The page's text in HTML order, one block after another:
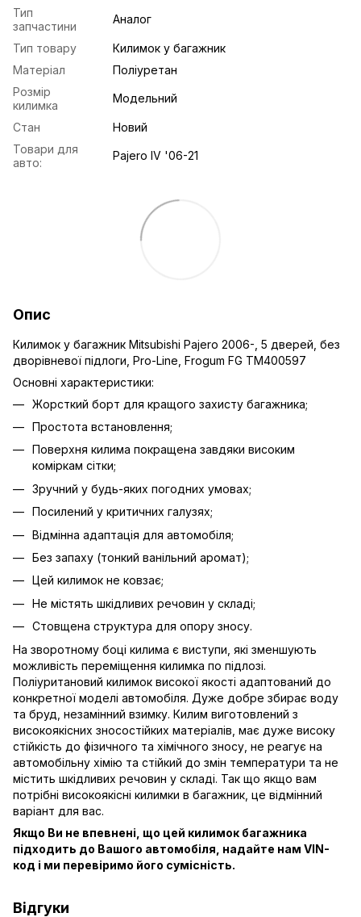
Тип
запчастини
Аналог
Тип товару
Килимок у багажник
Матеріал
Поліуретан
Розмір
килимка
Модельний
Стан
Новий
Товари для
авто:
Pajero IV '06-21
Опис
Килимок у багажник Mitsubishi Pajero 2006-, 5 дверей, без
дворівневої підлоги, Pro-Line, Frogum FG TM400597
Основні характеристики:
Жорсткий борт для кращого захисту багажника;
Простота встановлення;
Поверхня килима покращена завдяки високим
коміркам сітки;
Зручний у будь-яких погодних умовах;
Посилений у критичних галузях;
Відмінна адаптація для автомобіля;
Без запаху (тонкий ванільний аромат);
Цей килимок не ковзає;
Не містять шкідливих речовин у складі;
Стовщена структура для опору зносу.
На зворотному боці килима є виступи, які зменшують
можливість переміщення килимка по підлозі.
Поліуритановий килимок високої якості адаптований до
конкретної моделі автомобіля. Дуже добре збирає воду
та бруд, незамінний взимку. Килим виготовлений з
високоякісних зносостійких матеріалів, має дуже високу
стійкість до фізичного та хімічного зносу, не реагує на
автомобільну хімію та стійкий до змін температури та не
містить шкідливих речовин у складі. Так що якщо вам
потрібні високоякісні килимки в багажник, це відмінний
варіант для вас.
Якщо Ви не впевнені, що цей килимок багажника
підходить до Вашого автомобіля, надайте нам VIN-
код і ми перевіримо його сумісність.
Відгуки